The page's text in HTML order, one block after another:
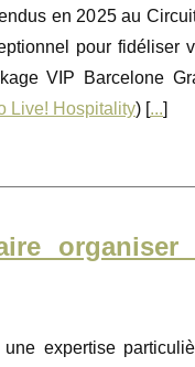
en 2025 au
pour fidéliser
VIP Barcelone
Live! Hospitality) [...]
organiser
expertise